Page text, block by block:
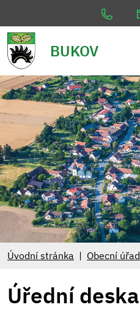
BUKOV
Úvodní stránka Obecní úřad
Úřední deska